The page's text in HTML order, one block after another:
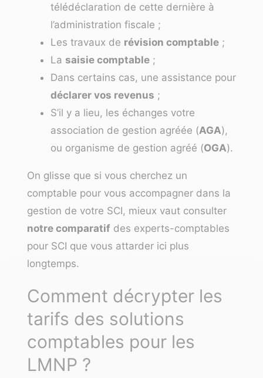
télédéclaration de cette dernière à
l’administration fiscale ;
Les travaux de révision comptable ;
La saisie comptable ;
Dans certains cas, une assistance pour
déclarer vos revenus ;
S’il y a lieu, les échanges votre
association de gestion agréée (AGA),
ou organisme de gestion agréé (OGA).
On glisse que si vous cherchez un
comptable pour vous accompagner dans la
gestion de votre SCI, mieux vaut consulter
notre comparatif des experts-comptables
pour SCI que vous attarder ici plus
longtemps.
Comment décrypter les
tarifs des solutions
comptables pour les
LMNP ?